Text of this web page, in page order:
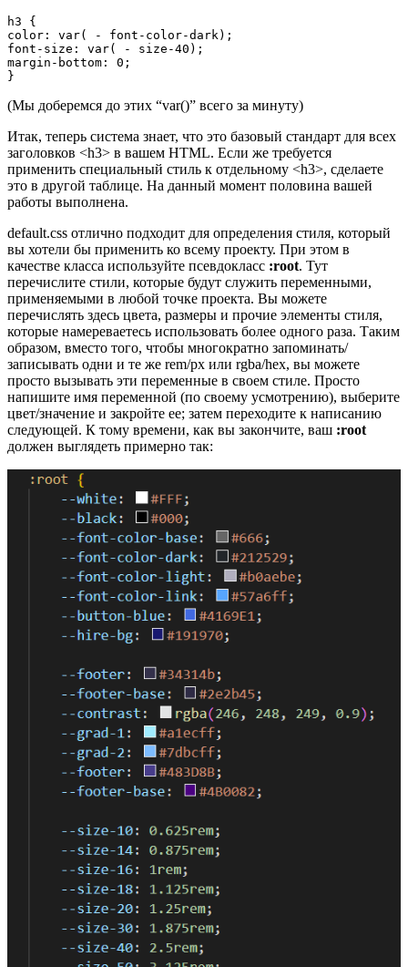
h3 {
color: var( - font-color-dark);
font-size: var( - size-40);
margin-bottom: 0;
}
(Мы доберемся до этих “var()” всего за минуту)
Итак, теперь система знает, что это базовый стандарт для всех
заголовков <h3> в вашем HTML. Если же требуется
применить специальный стиль к отдельному <h3>, сделаете
это в другой таблице. На данный момент половина вашей
работы выполнена.
default.css отлично подходит для определения стиля, который
вы хотели бы применить ко всему проекту. При этом в
качестве класса используйте псевдокласс :root. Тут
перечислите стили, которые будут служить переменными,
применяемыми в любой точке проекта. Вы можете
перечислять здесь цвета, размеры и прочие элементы стиля,
которые намереваетесь использовать более одного раза. Таким
образом, вместо того, чтобы многократно запоминать/
записывать одни и те же rem/px или rgba/hex, вы можете
просто вызывать эти переменные в своем стиле. Просто
напишите имя переменной (по своему усмотрению), выберите
цвет/значение и закройте ее; затем переходите к написанию
следующей. К тому времени, как вы закончите, ваш :root
должен выглядеть примерно так: